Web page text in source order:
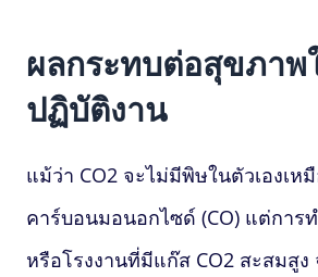
ผลกระทบต่อสุขภา
ปฏิบัติงาน
แม้ว่า CO2 จะไม่มีพิษในตัวเองเห
คาร์บอนมอนอกไซด์ (CO) แต่การ
หรือโรงงานที่มีแก๊ส CO2 สะสมสูง